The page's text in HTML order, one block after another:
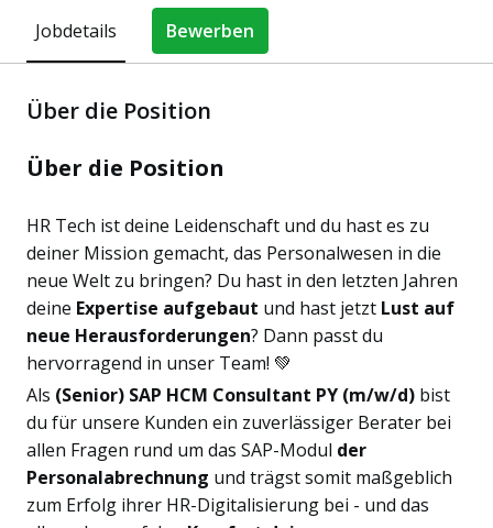
Jobdetails Bewerben
Über die Position
Über die Position
HR Tech ist deine Leidenschaft und du hast es zu
deiner Mission gemacht, das Personalwesen in die
neue Welt zu bringen? Du hast in den letzten Jahren
deine Expertise aufgebaut und hast jetzt Lust auf
neue Herausforderungen? Dann passt du
hervorragend in unser Team! 💚
Als (Senior) SAP HCM Consultant PY (m/w/d) bist
du für unsere Kunden ein zuverlässiger Berater bei
allen Fragen rund um das SAP-Modul der
Personalabrechnung und trägst somit maßgeblich
zum Erfolg ihrer HR-Digitalisierung bei - und das